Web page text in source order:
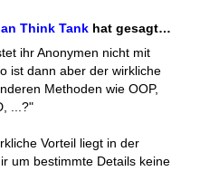
Think Tank hat gesagt…
ihr Anonymen nicht mit
ist dann aber der wirkliche
Methoden wie OOP,
...?"
Vorteil liegt in der
um bestimmte Details keine